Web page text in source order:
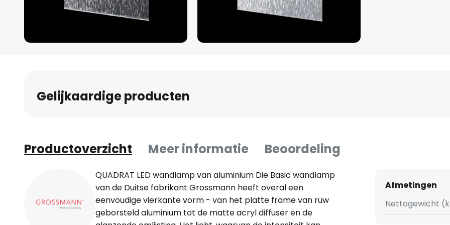
vanGelijkaardige producten
Productoverzicht Meer informatie Beoordeling
QUADRAT LED wandlamp van aluminium Die Basic wandlamp
van de Duitse fabrikant Grossmann heeft overal een
eenvoudige vierkante vorm - van het platte frame van ruw
geborsteld aluminium tot de matte acryl diffuser en de
Afmetingen
Nettogewicht